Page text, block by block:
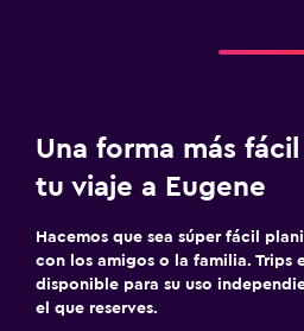
Una forma más
tu viaje a Eugene
Hacemos que sea súper fácil
con los amigos o la familia. Trips
disponible para su uso
el que reserves.